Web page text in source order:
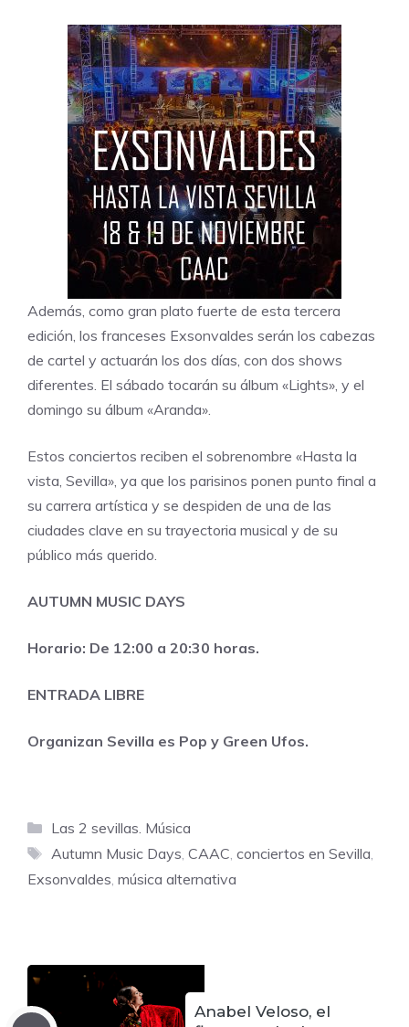
Además, como gran plato fuerte de esta tercera
edición, los franceses Exsonvaldes serán los cabezas
de cartel y actuarán los dos días, con dos shows
diferentes. El sábado tocarán su álbum «Lights», y el
domingo su álbum «Aranda».
Estos conciertos reciben el sobrenombre «Hasta la
vista, Sevilla», ya que los parisinos ponen punto final a
su carrera artística y se despiden de una de las
ciudades clave en su trayectoria musical y de su
público más querido.
AUTUMN MUSIC DAYS
Horario: De 12:00 a 20:30 horas.
ENTRADA LIBRE
Organizan Sevilla es Pop y Green Ufos.
Categorías
Las 2 sevillas. Música
Etiquetas
Autumn Music Days, CAAC, conciertos en Sevilla,
Exsonvaldes, música alternativa
Anabel Veloso, el